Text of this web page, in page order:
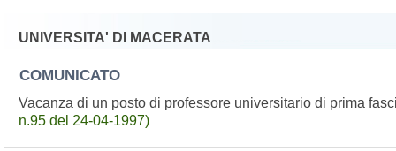
UNIVERSITA' DI MACERATA
COMUNICATO
Vacanza di un posto di professore universitario di prima
n.95 del 24-04-1997)